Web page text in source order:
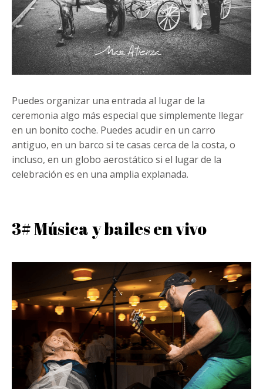
Puedes organizar una entrada al lugar de la
ceremonia algo más especial que simplemente llegar
en un bonito coche. Puedes acudir en un carro
antiguo, en un barco si te casas cerca de la costa, o
incluso, en un globo aerostático si el lugar de la
celebración es en una amplia explanada.
3# Música y bailes en vivo